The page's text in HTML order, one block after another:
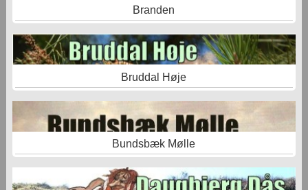
Branden
Bruddal Høje
Bundsbæk Mølle